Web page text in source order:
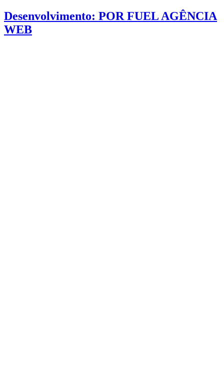
Desenvolvimento: POR FUEL AGÊNCIA
WEB